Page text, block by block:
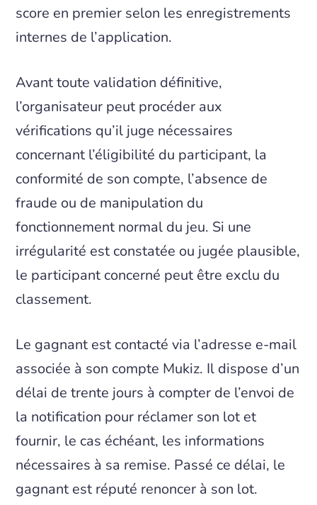
score en premier selon les enregistrements
internes de l’application.
Avant toute validation définitive,
l’organisateur peut procéder aux
vérifications qu’il juge nécessaires
concernant l’éligibilité du participant, la
conformité de son compte, l’absence de
fraude ou de manipulation du
fonctionnement normal du jeu. Si une
irrégularité est constatée ou jugée plausible,
le participant concerné peut être exclu du
classement.
Le gagnant est contacté via l’adresse e-mail
associée à son compte Mukiz. Il dispose d’un
délai de trente jours à compter de l’envoi de
la notification pour réclamer son lot et
fournir, le cas échéant, les informations
nécessaires à sa remise. Passé ce délai, le
gagnant est réputé renoncer à son lot.